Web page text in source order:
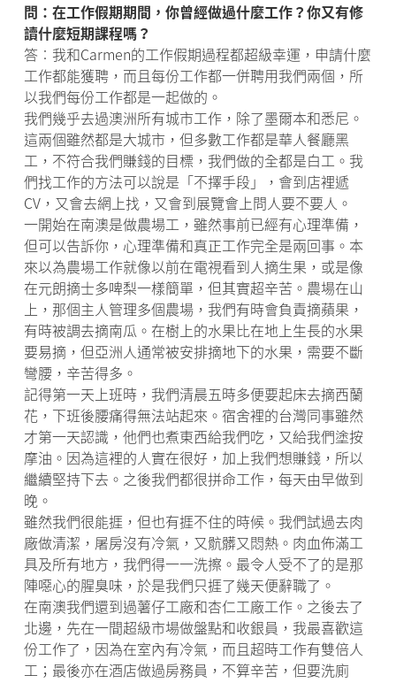
問：在工作假期期間，你曾經做過什麼工作？你又有修
讀什麼短期課程嗎？
答︰我和Carmen的工作假期過程都超級幸運，申請什麼
工作都能獲聘，而且每份工作都一併聘用我們兩個，所
以我們每份工作都是一起做的。
我們幾乎去過澳洲所有城市工作，除了墨爾本和悉尼。
這兩個雖然都是大城市，但多數工作都是華人餐廳黑
工，不符合我們賺錢的目標，我們做的全都是白工。我
們找工作的方法可以說是「不擇手段」，會到店裡遞
CV，又會去網上找，又會到展覽會上問人要不要人。
一開始在南澳是做農場工，雖然事前已經有心理準備，
但可以告訴你，心理準備和真正工作完全是兩回事。本
來以為農場工作就像以前在電視看到人摘生果，或是像
在元朗摘士多啤梨一樣簡單，但其實超辛苦。農場在山
上，那個主人管理多個農場，我們有時會負責摘蘋果，
有時被調去摘南瓜。在樹上的水果比在地上生長的水果
要易摘，但亞洲人通常被安排摘地下的水果，需要不斷
彎腰，辛苦得多。
記得第一天上班時，我們清晨五時多便要起床去摘西蘭
花，下班後腰痛得無法站起來。宿舍裡的台灣同事雖然
才第一天認識，他們也煮東西給我們吃，又給我們塗按
摩油。因為這裡的人實在很好，加上我們想賺錢，所以
繼續堅持下去。之後我們都很拼命工作，每天由早做到
晚。
雖然我們很能捱，但也有捱不住的時候。我們試過去肉
廠做清潔，屠房沒有冷氣，又骯髒又悶熱。肉血佈滿工
具及所有地方，我們得一一洗擦。最令人受不了的是那
陣噁心的腥臭味，於是我們只捱了幾天便辭職了。
在南澳我們還到過薯仔工廠和杏仁工廠工作。之後去了
北邊，先在一間超級市場做盤點和收銀員，我最喜歡這
份工作了，因為在室內有冷氣，而且超時工作有雙倍人
工；最後亦在酒店做過房務員，不算辛苦，但要洗廁